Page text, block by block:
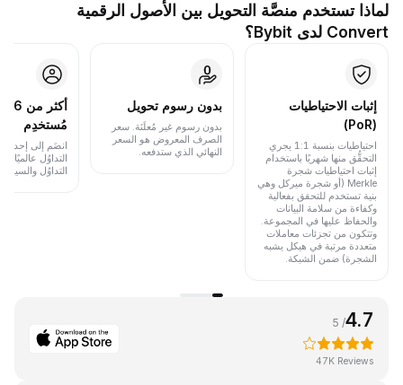
لماذا تستخدم منصَّة التحويل بين الأصول الرقمية
Convert لدى Bybit؟
إثبات الاحتياطيات
(PoR)
احتياطيات بنسبة 1:1 يجري
التحقُّق منها شهريًا باستخدام
إثبات احتياطيات شجرة
Merkle (أو شجرة ميركل وهي
بنية تستخدم للتحقق بفعالية
وكفاءة من سلامة البيانات
والحفاظ عليها في المجموعة.
وتتكون من تجزئات معاملات
متعددة مرتبة في هيكل يشبه
الشجرة) ضمن الشبكة.
بدون رسوم تحويل
بدون رسوم غير مُعلَنَة. سعر
الصرف المعروض هو السعر
النهائي الذي ستدفعه.
مُستخدِم
انضَم إلى إحدى
التداوُل
التداوُل والسيولة.
4.7
/ 5
47K Reviews